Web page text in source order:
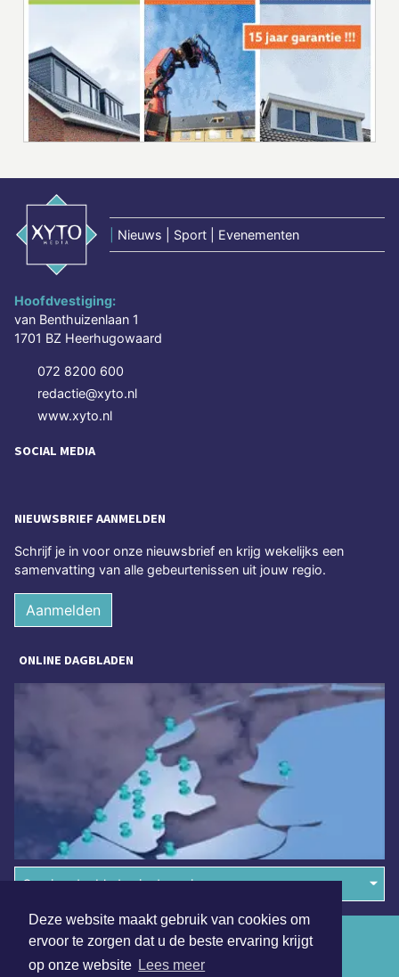
Deze website maakt gebruik van cookies om
ervoor te zorgen dat u de beste ervaring krijgt
op onze website Lees meer
Nieuws | Sport | Evenementen
Hoofdvestiging:
van Benthuizenlaan 1
1701 BZ Heerhugowaard
072 8200 600
redactie@xyto.nl
www.xyto.nl
SOCIAL MEDIA
NIEUWSBRIEF AANMELDEN
Schrijf je in voor onze nieuwsbrief en krijg wekelijks een
samenvatting van alle gebeurtenissen uit jouw regio.
Aanmelden
ONLINE DAGBLADEN
Overige dagbladen in de regio
Algemene voorwaarden
Disclaimer